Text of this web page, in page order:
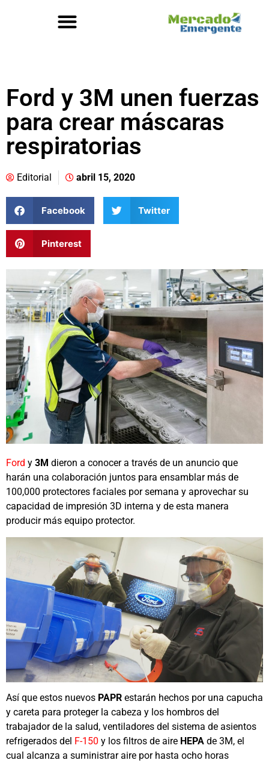
Ford y 3M unen fuerzas
para crear máscaras
respiratorias
Editorial abril 15, 2020
Facebook Twitter
Pinterest
Ford y 3M dieron a conocer a través de un anuncio que
harán una colaboración juntos para ensamblar más de
100,000 protectores faciales por semana y aprovechar su
capacidad de impresión 3D interna y de esta manera
producir más equipo protector.
Así que estos nuevos PAPR estarán hechos por una capucha
y careta para proteger la cabeza y los hombros del
trabajador de la salud, ventiladores del sistema de asientos
refrigerados del F-150 y los filtros de aire HEPA de 3M, el
cual alcanza a suministrar aire por hasta ocho horas